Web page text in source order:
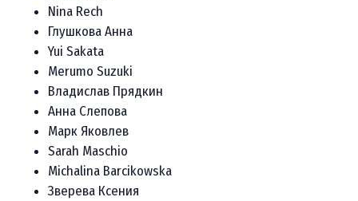
Nina Rech
Глушкова Анна
Yui Sakata
Merumo Suzuki
Владислав Прядкин
Анна Слепова
Марк Яковлев
Sarah Maschio
Michalina Barcikowska
Зверева Ксения